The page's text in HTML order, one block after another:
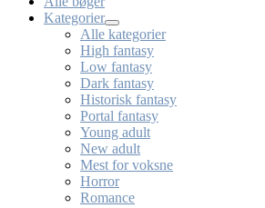
Kategorier
Alle kategorier
High fantasy
Low fantasy
Dark fantasy
Historisk fantasy
Portal fantasy
Young adult
New adult
Mest for voksne
Horror
Romance